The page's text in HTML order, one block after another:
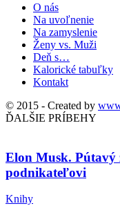
O nás
Na uvoľnenie
Na zamyslenie
Ženy vs. Muži
Deň s…
Kalorické tabuľky
Kontakt
© 2015 - Created by
ĎALŠIE PRÍBEHY
Elon Musk. Pútavý
podnikateľovi
Knihy